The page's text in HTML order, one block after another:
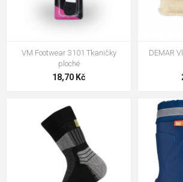
VM Footwear 3101 Tkaničky
ploché
18,70 Kč
DEMAR